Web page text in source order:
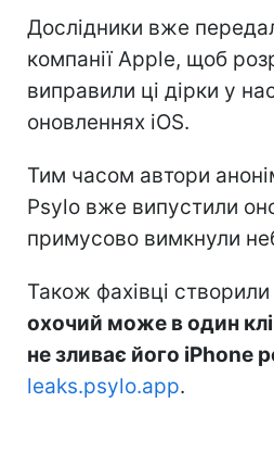
Дослідники вже
компанії Apple, щоб
виправили ці дірки у
оновленнях iOS.
Тим часом автори
Psylo вже випустили
примусово вимкнули
Також фахівці створили
охочий може в один
не зливає його iPhone
leaks.psylo.app.